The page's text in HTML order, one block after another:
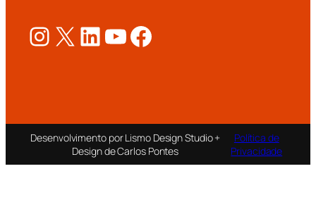
Instagram X LinkedIn Youtube Facebook
Desenvolvimento por Lismo Design Studio +
Design de Carlos Pontes
Política de
Privacidade